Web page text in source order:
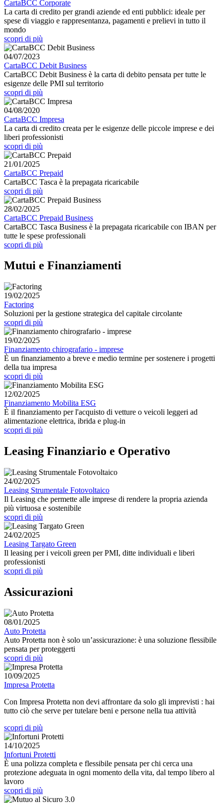
CartaBCC Corporate
La carta di credito per grandi aziende ed enti pubblici: ideale per
spese di viaggio e rappresentanza, pagamenti e prelievi in tutto il
mondo
scopri di più
04/07/2023
CartaBCC Debit Business
CartaBCC Debit Business è la carta di debito pensata per tutte le
esigenze delle PMI sul territorio
scopri di più
04/08/2020
CartaBCC Impresa
La carta di credito creata per le esigenze delle piccole imprese e dei
liberi professionisti
scopri di più
21/01/2025
CartaBCC Prepaid
CartaBCC Tasca è la prepagata ricaricabile
scopri di più
28/02/2025
CartaBCC Prepaid Business
CartaBCC Tasca Business è la prepagata ricaricabile con IBAN per
tutte le spese professionali
scopri di più
Mutui e Finanziamenti
19/02/2025
Factoring
Soluzioni per la gestione strategica del capitale circolante
scopri di più
19/02/2025
Finanziamento chirografario - imprese
È un finanziamento a breve e medio termine per sostenere i progetti
della tua impresa
scopri di più
12/02/2025
Finanziamento Mobilita ESG
È il finanziamento per l'acquisto di vetture o veicoli leggeri ad
alimentazione elettrica, ibrida e plug-in
scopri di più
Leasing Finanziario e Operativo
24/02/2025
Leasing Strumentale Fotovoltaico
Il Leasing che permette alle imprese di rendere la propria azienda
più virtuosa e sostenibile
scopri di più
24/02/2025
Leasing Targato Green
Il leasing per i veicoli green per PMI, ditte individuali e liberi
professionisti
scopri di più
Assicurazioni
08/01/2025
Auto Protetta
Auto Protetta non è solo un’assicurazione: è una soluzione flessibile
pensata per proteggerti
scopri di più
10/09/2025
Impresa Protetta
Con Impresa Protetta non devi affrontare da solo gli imprevisti : hai
tutto ciò che serve per tutelare beni e persone nella tua attività
scopri di più
14/10/2025
Infortuni Protetti
È una polizza completa e flessibile pensata per chi cerca una
protezione adeguata in ogni momento della vita, dal tempo libero al
lavoro
scopri di più